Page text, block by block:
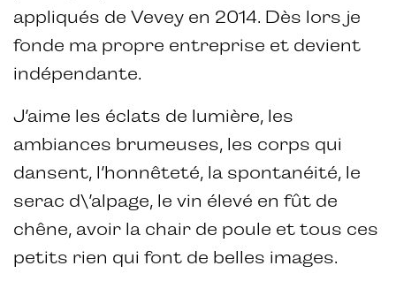
appliqués de Vevey en 2014. Dès lors je
fonde ma propre entreprise et devient
indépendante.
J’aime les éclats de lumière, les
ambiances brumeuses, les corps qui
dansent, l’honnêteté, la spontanéité, le
serac d\’alpage, le vin élevé en fût de
chêne, avoir la chair de poule et tous ces
petits rien qui font de belles images.